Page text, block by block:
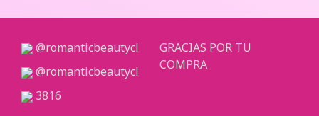
@romanticbeautycl
@romanticbeautycl
3816
GRACIAS POR TU
COMPRA